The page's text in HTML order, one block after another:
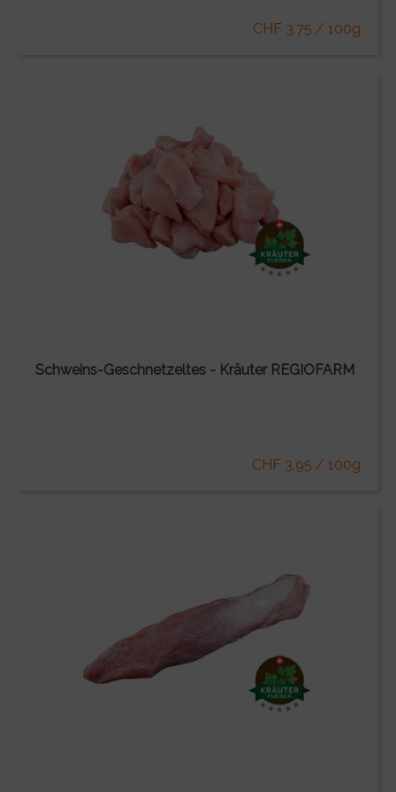
CHF 3.75 / 100g
Schweins-Geschnetzeltes - Kräuter REGIOFARM
CHF 3.95 / 100g